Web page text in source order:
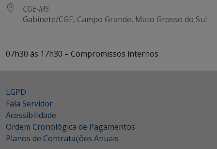
CGE-MS
Gabinete/CGE, Campo Grande, Mato Grosso do Sul
07h30 às 17h30 – Compromissos internos
LGPD
Fala Servidor
Acessibilidade
Ordem Cronológica de Pagamentos
Planos de Contratações Anuais